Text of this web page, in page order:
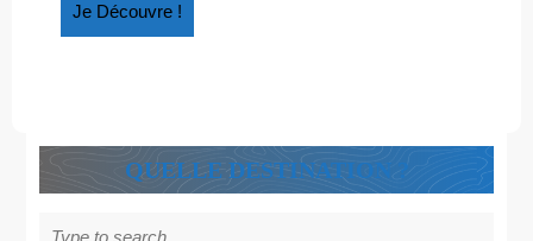
Je Découvre !
Découvre
QUELLE DESTINATION ?